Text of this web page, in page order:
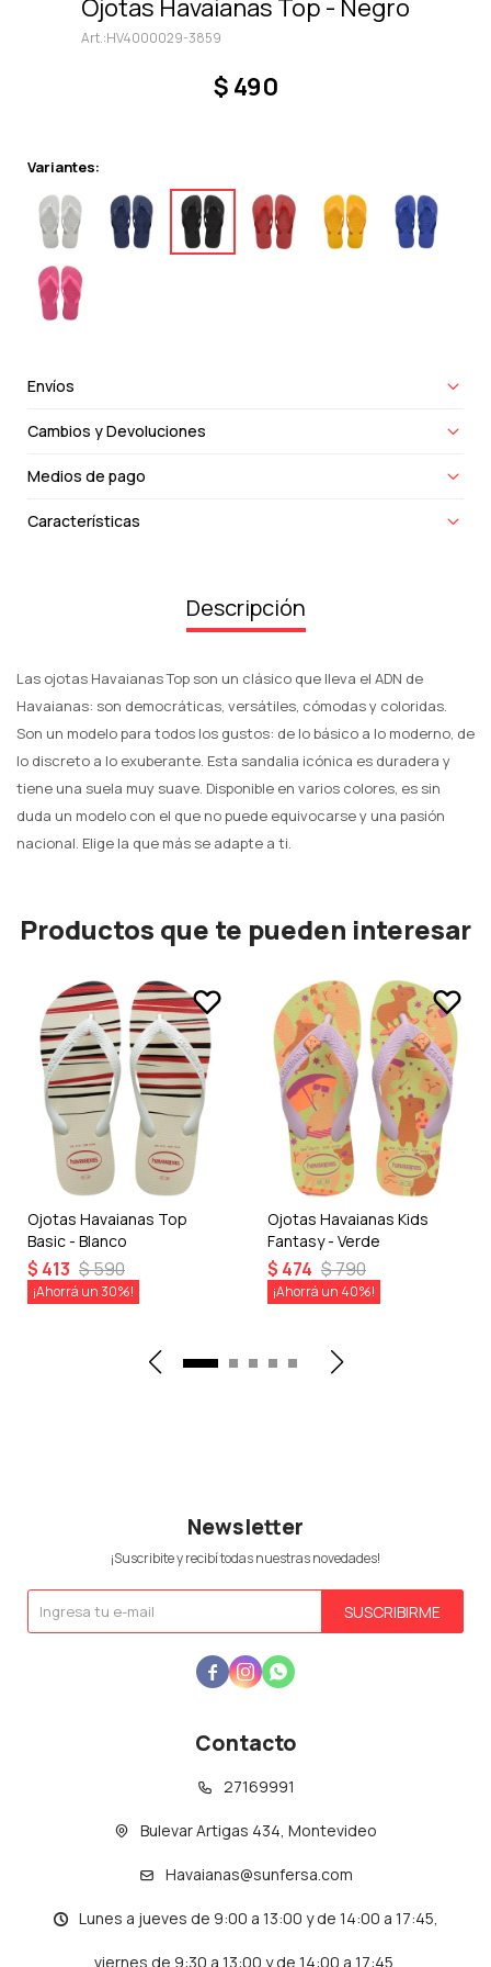
Ojotas Havaianas Top - Negro
HV4000029-3859
$ 490
Variantes:
Envíos
Cambios y Devoluciones
Medios de pago
Características
Descripción
Las ojotas Havaianas Top son un clásico que lleva el ADN de
Havaianas: son democráticas, versátiles, cómodas y coloridas.
Son un modelo para todos los gustos: de lo básico a lo moderno, de
lo discreto a lo exuberante. Esta sandalia icónica es duradera y
tiene una suela muy suave. Disponible en varios colores, es sin
duda un modelo con el que no puede equivocarse y una pasión
nacional. Elige la que más se adapte a ti.
Productos que te pueden interesar
Ojotas Havaianas Top
Basic - Blanco
$ 413 $590
30
Ojotas Havaianas Kids
Fantasy - Verde
$ 474 $790
40
Contacto
27169991
Bulevar Artigas 434, Montevideo
Havaianas@sunfersa.com
Lunes a jueves de 9:00 a 13:00 y de 14:00 a 17:45,
viernes de 9:30 a 13:00 y de 14:00 a 17:45.
Newsletter
¡Suscribite y recibí todas nuestras novedades!
SUSCRIBIRME
  